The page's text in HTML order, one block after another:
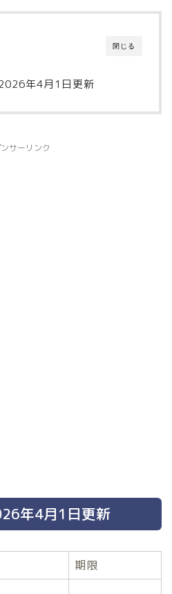
閉じる
年4月1日更新
サーリンク
年4月1日更新
期限